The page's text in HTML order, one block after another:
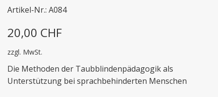
Artikel-Nr.: A084
20,00 CHF
zzgl. MwSt.
Die Methoden der Taubblindenpädagogik als
Unterstützung bei sprachbehinderten Menschen